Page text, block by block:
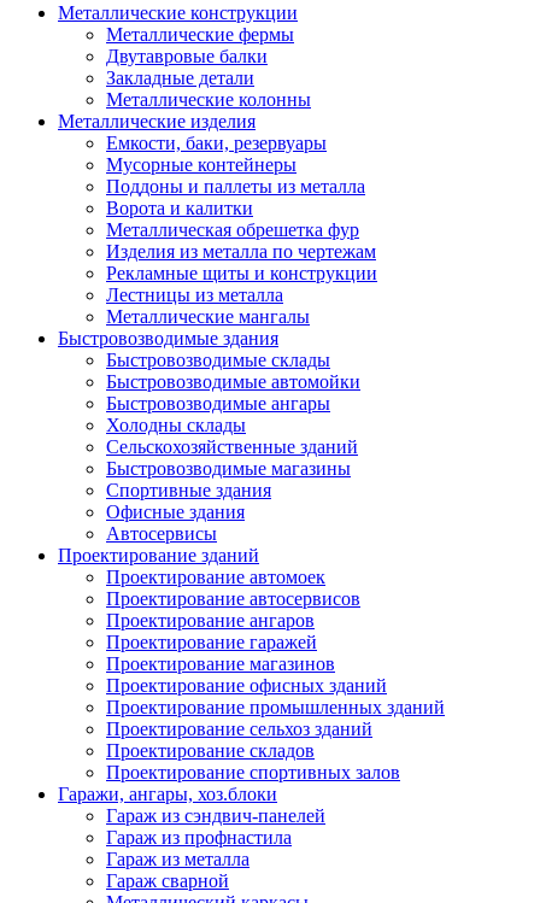
Металлические конструкции
Металлические фермы
Двутавровые балки
Закладные детали
Металлические колонны
Металлические изделия
Емкости, баки, резервуары
Мусорные контейнеры
Поддоны и паллеты из металла
Ворота и калитки
Металлическая обрешетка фур
Изделия из металла по чертежам
Рекламные щиты и конструкции
Лестницы из металла
Металлические мангалы
Быстровозводимые здания
Быстровозводимые склады
Быстровозводимые автомойки
Быстровозводимые ангары
Холодны склады
Сельскохозяйственные зданий
Быстровозводимые магазины
Спортивные здания
Офисные здания
Автосервисы
Проектирование зданий
Проектирование автомоек
Проектирование автосервисов
Проектирование ангаров
Проектирование гаражей
Проектирование магазинов
Проектирование офисных зданий
Проектирование промышленных зданий
Проектирование сельхоз зданий
Проектирование складов
Проектирование спортивных залов
Гаражи, ангары, хоз.блоки
Гараж из сэндвич-панелей
Гараж из профнастила
Гараж из металла
Гараж сварной